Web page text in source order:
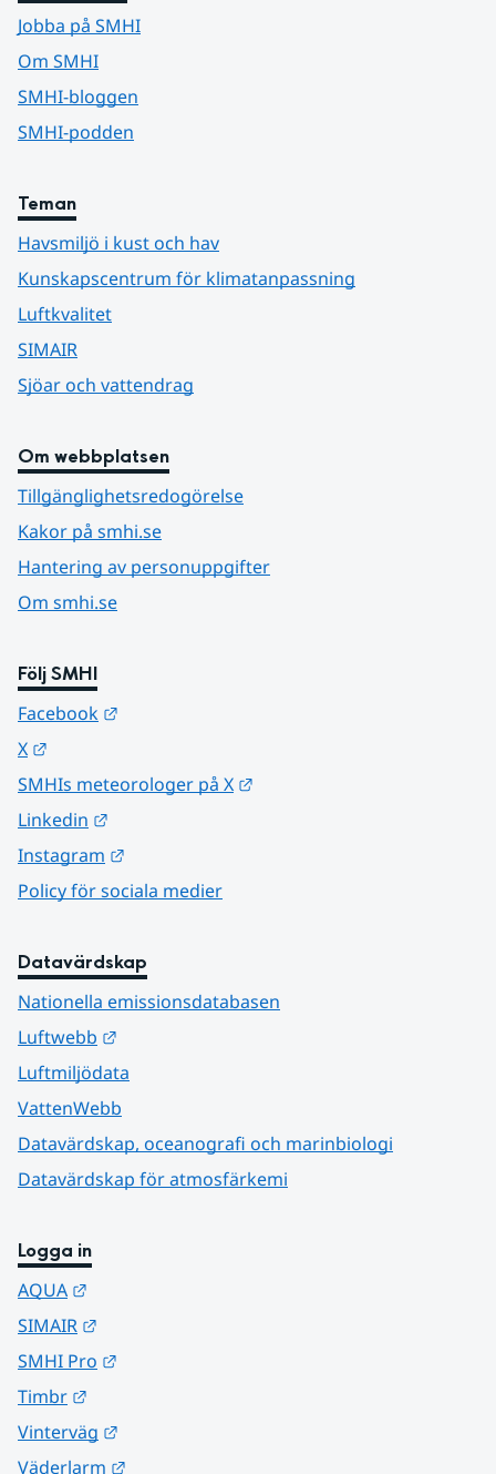
Jobba på SMHI
Om SMHI
SMHI-bloggen
SMHI-podden
Teman
Havsmiljö i kust och hav
Kunskapscentrum för klimatanpassning
Luftkvalitet
SIMAIR
Sjöar och vattendrag
Om webbplatsen
Tillgänglighetsredogörelse
Kakor på smhi.se
Hantering av personuppgifter
Om smhi.se
Följ SMHI
Facebook
X
SMHIs meteorologer på X
Linkedin
Instagram
Policy för sociala medier
Datavärdskap
Nationella emissionsdatabasen
Luftwebb
Luftmiljödata
VattenWebb
Datavärdskap, oceanografi och marinbiologi
Datavärdskap för atmosfärkemi
Logga in
AQUA
SIMAIR
SMHI Pro
Timbr
Vinterväg
Väderlarm